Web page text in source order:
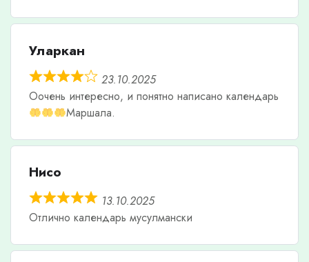
Уларкан
23.10.2025
Оочень интересно, и понятно написано календарь
Маршала.
Нисо
13.10.2025
Отлично календарь мусулмански